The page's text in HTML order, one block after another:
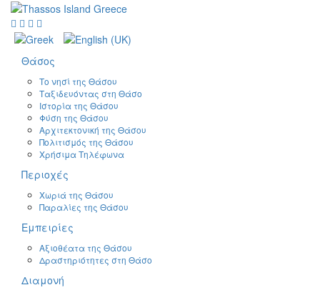
Θάσος
Το νησί της Θάσου
Ταξιδευόντας στη Θάσο
Ιστορία της Θάσου
Φύση της Θάσου
Αρχιτεκτονική της Θάσου
Πολιτισμός της Θάσου
Χρήσιμα Τηλέφωνα
Περιοχές
Χωριά της Θάσου
Παραλίες της Θάσου
Εμπειρίες
Αξιοθέατα της Θάσου
Δραστηριότητες στη Θάσο
Διαμονή